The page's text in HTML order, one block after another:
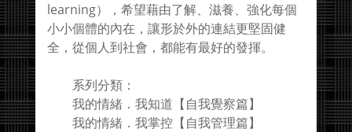
learning），希望藉由了解、滋養、強化每個
小小個體的內在，讓形於外的連結更堅固健
全，從個人到社會，都能有最好的發揮。
系列分類：
我的情緒．我知道【自我覺察篇】
我的情緒．我掌控【自我管理篇】